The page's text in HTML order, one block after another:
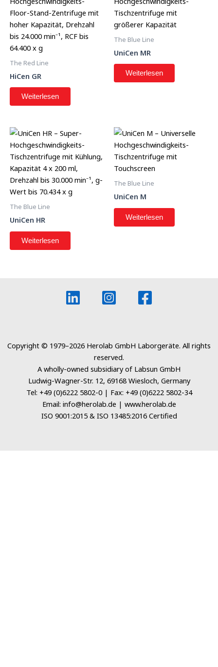
The Red Line
HiCen GR
Weiterlesen
The Blue Line
UniCen MR
Weiterlesen
The Blue Line
UniCen HR
Weiterlesen
The Blue Line
UniCen M
Weiterlesen
Copyright © 1979–2026 Herolab GmbH Laborgeräte. All rights
reserved.
A wholly-owned subsidiary of Labsun GmbH
Ludwig-Wagner-Str. 12, 69168 Wiesloch, Germany
Tel: +49 (0)6222 5802-0 | Fax: +49 (0)6222 5802-34
Email: info@herolab.de | www.herolab.de
ISO 9001:2015 & ISO 13485:2016 Certified